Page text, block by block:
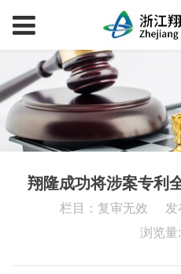
翔隆成功将涉案专利
栏目：复审无效
浏览量